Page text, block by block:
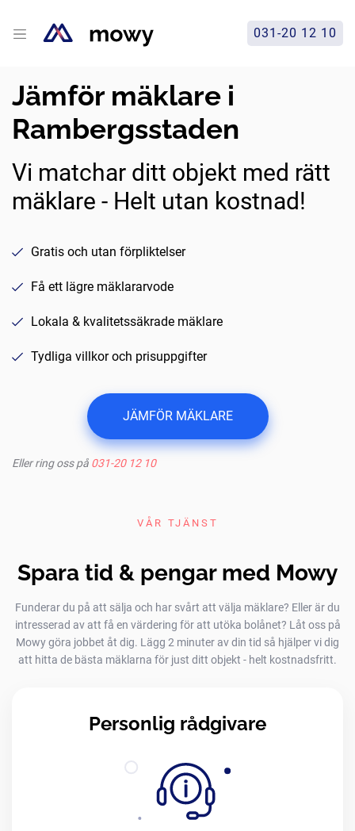
031-20 12 10
Jämför mäklare i
Rambergsstaden
Vi matchar ditt objekt med rätt
mäklare - Helt utan kostnad!
Gratis och utan förpliktelser
Få ett lägre mäklararvode
Lokala & kvalitetssäkrade mäklare
Tydliga villkor och prisuppgifter
JÄMFÖR MÄKLARE
Eller ring oss på 031-20 12 10
VÅR TJÄNST
Spara tid & pengar med Mowy
Funderar du på att sälja och har svårt att välja mäklare? Eller är du
intresserad av att få en värdering för att utöka bolånet? Låt oss på
Mowy göra jobbet åt dig. Lägg 2 minuter av din tid så hjälper vi dig
att hitta de bästa mäklarna för just ditt objekt - helt kostnadsfritt.
Personlig rådgivare